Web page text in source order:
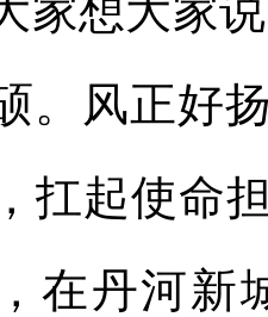
家想大家
。风正好
扛起使命
在丹河新